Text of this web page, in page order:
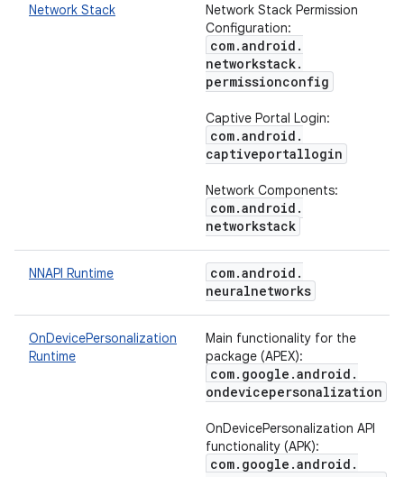
Network Stack
Network Stack Permission
Configuration:
com.android .
networkstack.
permissionconfig
Captive Portal Login:
com.android .
captiveportallogin
Network Components:
com.android .
networkstack
NNAPI Runtime com.android .
neuralnetworks
OnDevicePersonalization
Runtime
Main functionality for the
package (APEX):
com. google .android .
ondevicepersonalization
OnDevicePersonalization API
functionality (APK):
com. google .android .